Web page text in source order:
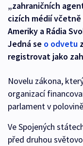
„zahraničních
cizích médií
Ameriky a Rádia
Jedná se o odvetu
registrovat jako
Novelu zákona,
organizací
parlament v
Ve Spojených
před druhou